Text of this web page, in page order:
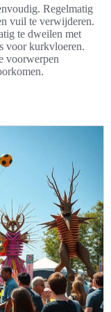
Regelmatig
vuil te verwijderen.
te dweilen met
voor kurkvloeren.
voorwerpen